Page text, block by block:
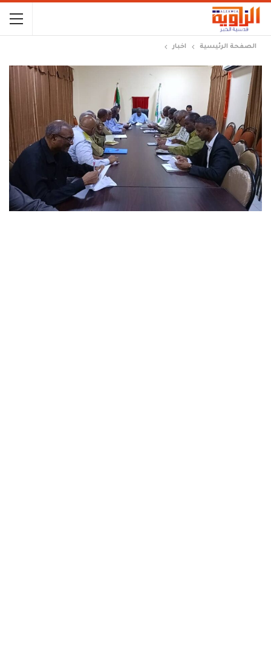
الصفحة الرئيسية اخبار